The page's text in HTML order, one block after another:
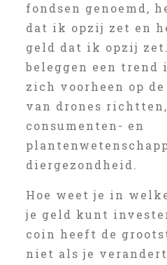
fondsen genoemd,
dat ik opzij zet en
geld dat ik opzij
beleggen een trend
zich voorheen op
van drones
consumenten- en
diergezondheid.
Hoe weet je in
je geld kunt
coin heeft de
niet als je